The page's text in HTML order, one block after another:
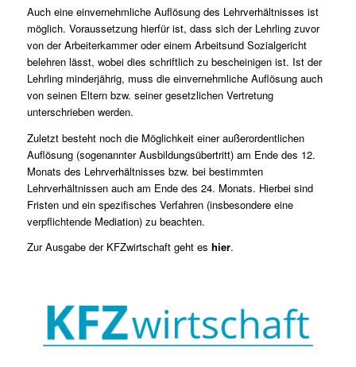
Auch eine einvernehmliche Auflösung des Lehrverhältnisses ist
möglich. Voraussetzung hierfür ist, dass sich der Lehrling zuvor
von der Arbeiterkammer oder einem Arbeitsund Sozialgericht
belehren lässt, wobei dies schriftlich zu bescheinigen ist. Ist der
Lehrling minderjährig, muss die einvernehmliche Auflösung auch
von seinen Eltern bzw. seiner gesetzlichen Vertretung
unterschrieben werden.
Zuletzt besteht noch die Möglichkeit einer außerordentlichen
Auflösung (sogenannter Ausbildungsübertritt) am Ende des 12.
Monats des Lehrverhältnisses bzw. bei bestimmten
Lehrverhältnissen auch am Ende des 24. Monats. Hierbei sind
Fristen und ein spezifisches Verfahren (insbesondere eine
verpflichtende Mediation) zu beachten.
Zur Ausgabe der KFZwirtschaft geht es hier.